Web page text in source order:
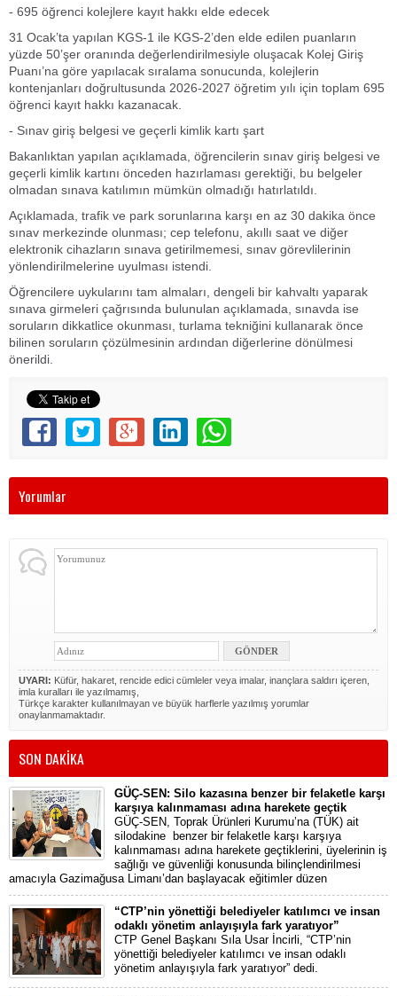
- 695 öğrenci kolejlere kayıt hakkı elde edecek
31 Ocak’ta yapılan KGS-1 ile KGS-2’den elde edilen puanların
yüzde 50’şer oranında değerlendirilmesiyle oluşacak Kolej Giriş
Puanı’na göre yapılacak sıralama sonucunda, kolejlerin
kontenjanları doğrultusunda 2026-2027 öğretim yılı için toplam 695
öğrenci kayıt hakkı kazanacak.
- Sınav giriş belgesi ve geçerli kimlik kartı şart
Bakanlıktan yapılan açıklamada, öğrencilerin sınav giriş belgesi ve
geçerli kimlik kartını önceden hazırlaması gerektiği, bu belgeler
olmadan sınava katılımın mümkün olmadığı hatırlatıldı.
Açıklamada, trafik ve park sorunlarına karşı en az 30 dakika önce
sınav merkezinde olunması; cep telefonu, akıllı saat ve diğer
elektronik cihazların sınava getirilmemesi, sınav görevlilerinin
yönlendirilmelerine uyulması istendi.
Öğrencilere uykularını tam almaları, dengeli bir kahvaltı yaparak
sınava girmeleri çağrısında bulunulan açıklamada, sınavda ise
soruların dikkatlice okunması, turlama tekniğini kullanarak önce
bilinen soruların çözülmesinin ardından diğerlerine dönülmesi
önerildi.
Yorumlar
UYARI: Küfür, hakaret, rencide edici cümleler veya imalar, inançlara saldırı içeren,
imla kuralları ile yazılmamış,
Türkçe karakter kullanılmayan ve büyük harflerle yazılmış yorumlar
onaylanmamaktadır.
SON DAKİKA
GÜÇ-SEN: Silo kazasına benzer bir felaketle karşı
karşıya kalınmaması adına harekete geçtik
GÜÇ-SEN, Toprak Ürünleri Kurumu’na (TÜK) ait
silodakine benzer bir felaketle karşı karşıya
kalınmaması adına harekete geçtiklerini, üyelerinin iş
sağlığı ve güvenliği konusunda bilinçlendirilmesi
amacıyla Gazimağusa Limanı’dan başlayacak eğitimler düzen
“CTP’nin yönettiği belediyeler katılımcı ve insan
odaklı yönetim anlayışıyla fark yaratıyor”
CTP Genel Başkanı Sıla Usar İncirli, “CTP’nin
yönettiği belediyeler katılımcı ve insan odaklı
yönetim anlayışıyla fark yaratıyor” dedi.